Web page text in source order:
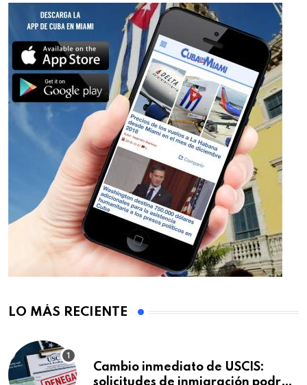
LO MÁS RECIENTE
Cambio inmediato de USCIS:
solicitudes de inmigración podrán